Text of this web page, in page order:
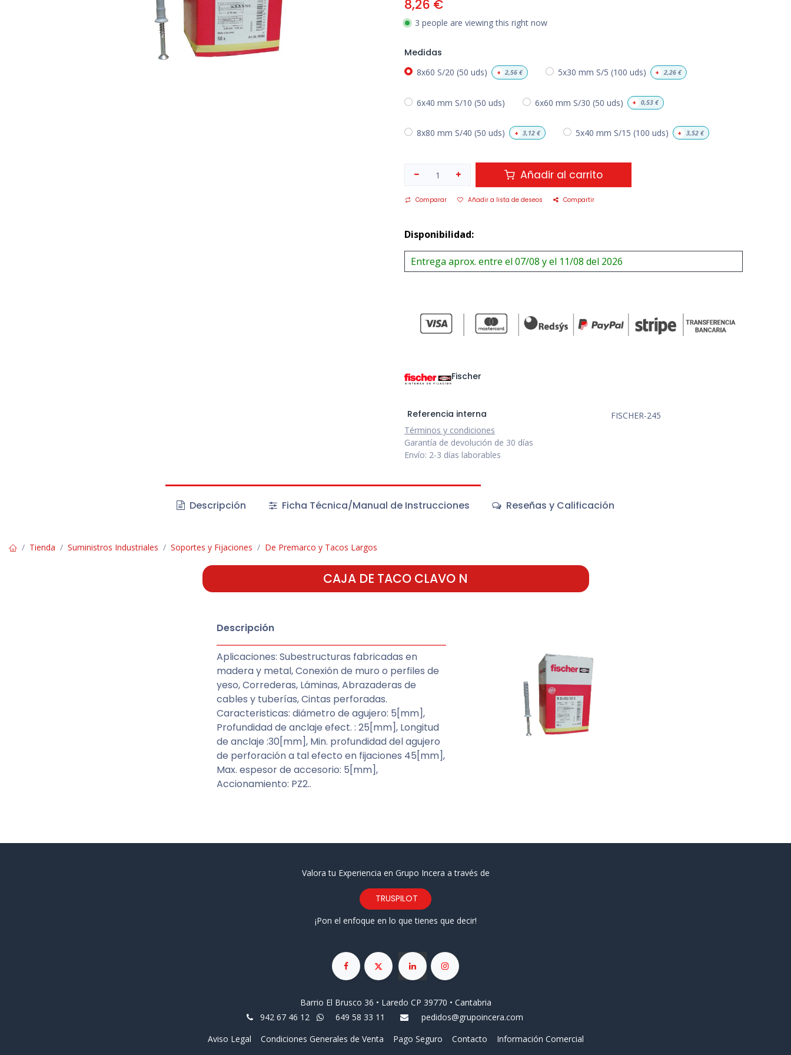
8,26 €
3 people are viewing this right now
Medidas
8x60 S/20 (50 uds) + 2,56 € 5x30 mm S/5 (100 uds) + 2,26€
6x40 mm S/10 (50 uds) 6x60 mm S/30 (50 uds) + 0,53€
8x80 mm S/40 (50 uds) + 3,12 € 5x40 mm S/15 (100 uds) + 3,52€
Añadir al carrito
Comparar Añadir a lista de deseos Compartir
Disponibilidad:
Entrega aprox. entre el 07/08 y el 11/08 del 2026
Fischer
Referencia interna
FISCHER-245
Términos y condiciones
Garantía de devolución de 30 días
Envío: 2-3 días laborables
Descripción Ficha Técnica/Manual de Instrucciones Reseñas y Calificación
Tienda Suministros Industriales Soportes y Fijaciones De Premarco y Tacos Largos
CAJA DE TACO CLAVO N
Descripción
Aplicaciones: Subestructuras fabricadas en
madera y metal, Conexión de muro o perfiles de
yeso, Correderas, Láminas, Abrazaderas de
cables y tuberías, Cintas perforadas.
Caracteristicas: diámetro de agujero: 5[mm],
Profundidad de anclaje efect. : 25[mm], Longitud
de anclaje :30[mm], Min. profundidad del agujero
de perforación a tal efecto en fijaciones 45[mm],
Max. espesor de accesorio: 5[mm],
Accionamiento: PZ2..
Valora tu Experiencia en Grupo Incera a través de
TRUSPILOT
¡Pon el enfoque en lo que tienes que decir!
Barrio El Brusco 36 • Laredo CP 39770 • Cantabria
942 67 46 12
649 58 33 11
pedidos@grupoincera.com
Aviso Legal
Condiciones Generales de Venta Pago Seguro Contacto Información Comercial